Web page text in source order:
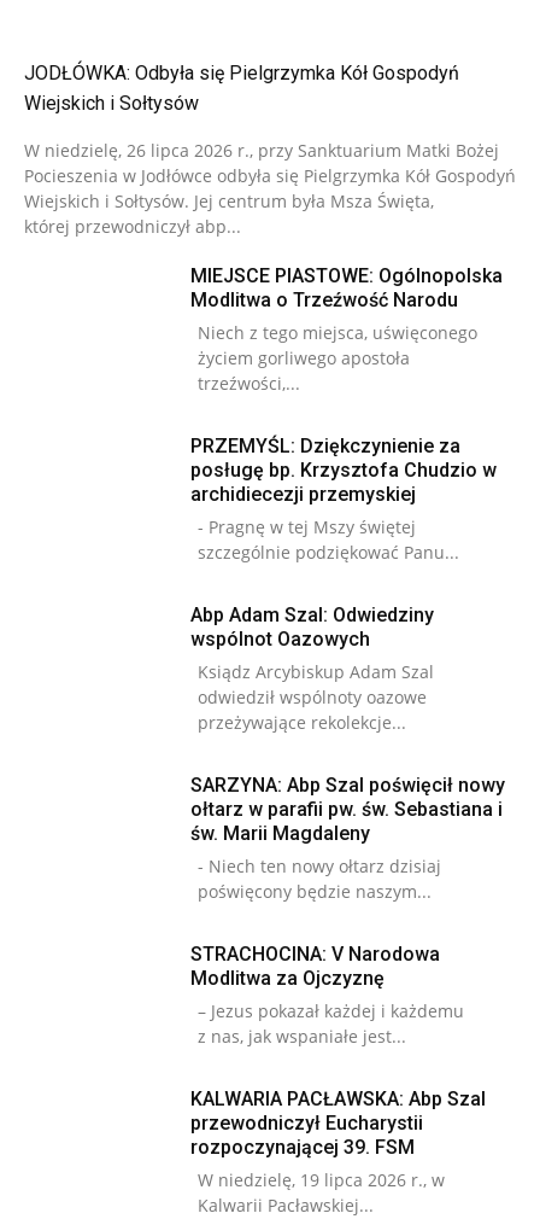
JODŁÓWKA: Odbyła się Pielgrzymka Kół Gospodyń
Wiejskich i Sołtysów
W niedzielę, 26 lipca 2026 r., przy Sanktuarium Matki Bożej
Pocieszenia w Jodłówce odbyła się Pielgrzymka Kół Gospodyń
Wiejskich i Sołtysów. Jej centrum była Msza Święta,
której przewodniczył abp...
MIEJSCE PIASTOWE: Ogólnopolska
Modlitwa o Trzeźwość Narodu
Niech z tego miejsca, uświęconego
życiem gorliwego apostoła
trzeźwości,...
PRZEMYŚL: Dziękczynienie za
posługę bp. Krzysztofa Chudzio w
archidiecezji przemyskiej
- Pragnę w tej Mszy świętej
szczególnie podziękować Panu...
Abp Adam Szal: Odwiedziny
wspólnot Oazowych
Ksiądz Arcybiskup Adam Szal
odwiedził wspólnoty oazowe
przeżywające rekolekcje...
SARZYNA: Abp Szal poświęcił nowy
ołtarz w parafii pw. św. Sebastiana i
św. Marii Magdaleny
- Niech ten nowy ołtarz dzisiaj
poświęcony będzie naszym...
STRACHOCINA: V Narodowa
Modlitwa za Ojczyznę
– Jezus pokazał każdej i każdemu
z nas, jak wspaniałe jest...
KALWARIA PACŁAWSKA: Abp Szal
przewodniczył Eucharystii
rozpoczynającej 39. FSM
W niedzielę, 19 lipca 2026 r., w
Kalwarii Pacławskiej...